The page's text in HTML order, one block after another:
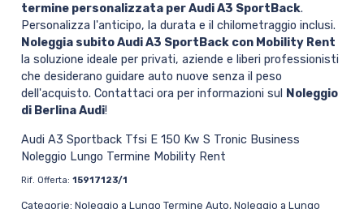
termine personalizzata per Audi A3 SportBack.
Personalizza l'anticipo, la durata e il chilometraggio inclusi.
Noleggia subito Audi A3 SportBack con Mobility Rent
la soluzione ideale per privati, aziende e liberi professionisti
che desiderano guidare auto nuove senza il peso
dell'acquisto. Contattaci ora per informazioni sul Noleggio
di Berlina Audi!
Audi A3 Sportback Tfsi E 150 Kw S Tronic Business
Noleggio Lungo Termine Mobility Rent
Rif. Offerta: 15917123/1
Categorie: Noleggio a Lungo Termine Auto, Noleggio a Lungo